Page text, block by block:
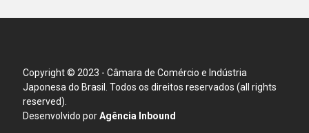
Copyright © 2023 - Câmara de Comércio e Indústria
Japonesa do Brasil. Todos os direitos reservados (all rights
reserved).
Desenvolvido porAgência Inbound